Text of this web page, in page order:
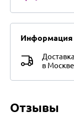
Информация
в
Отзывы